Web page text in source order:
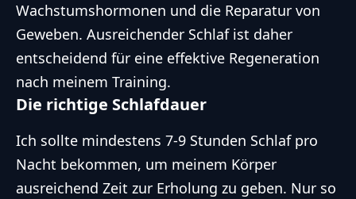
Wachstumshormonen und die Reparatur von
Geweben. Ausreichender Schlaf ist daher
entscheidend für eine effektive Regeneration
nach meinem Training.
Die richtige Schlafdauer
Ich sollte mindestens 7-9 Stunden Schlaf pro
Nacht bekommen, um meinem Körper
ausreichend Zeit zur Erholung zu geben. Nur so